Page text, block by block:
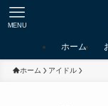
MENU
ホーム
ホーム アイドル